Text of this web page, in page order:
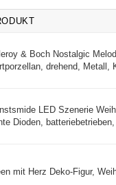
& Boch Nostalgic
drehend, Metall,
LED Szenerie
Dioden,
mit Herz Deko-Figur,